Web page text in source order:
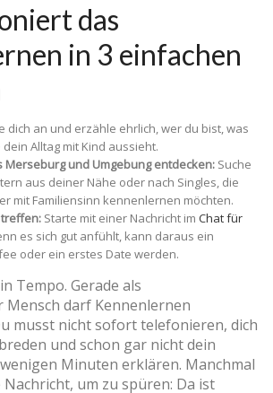
das
in 3 einfachen
dich an und erzähle ehrlich, wer du bist, was
Alltag mit Kind aussieht.
und Umgebung entdecken: Suche
aus deiner Nähe oder nach Singles, die
mit Familiensinn kennenlernen möchten.
Starte mit einer Nachricht im Chat für
es sich gut anfühlt, kann daraus ein
oder ein erstes Date werden.
Tempo. Gerade als
Mensch darf Kennenlernen
musst nicht sofort telefonieren, dich
und schon gar nicht dein
Minuten erklären. Manchmal
um zu spüren: Da ist